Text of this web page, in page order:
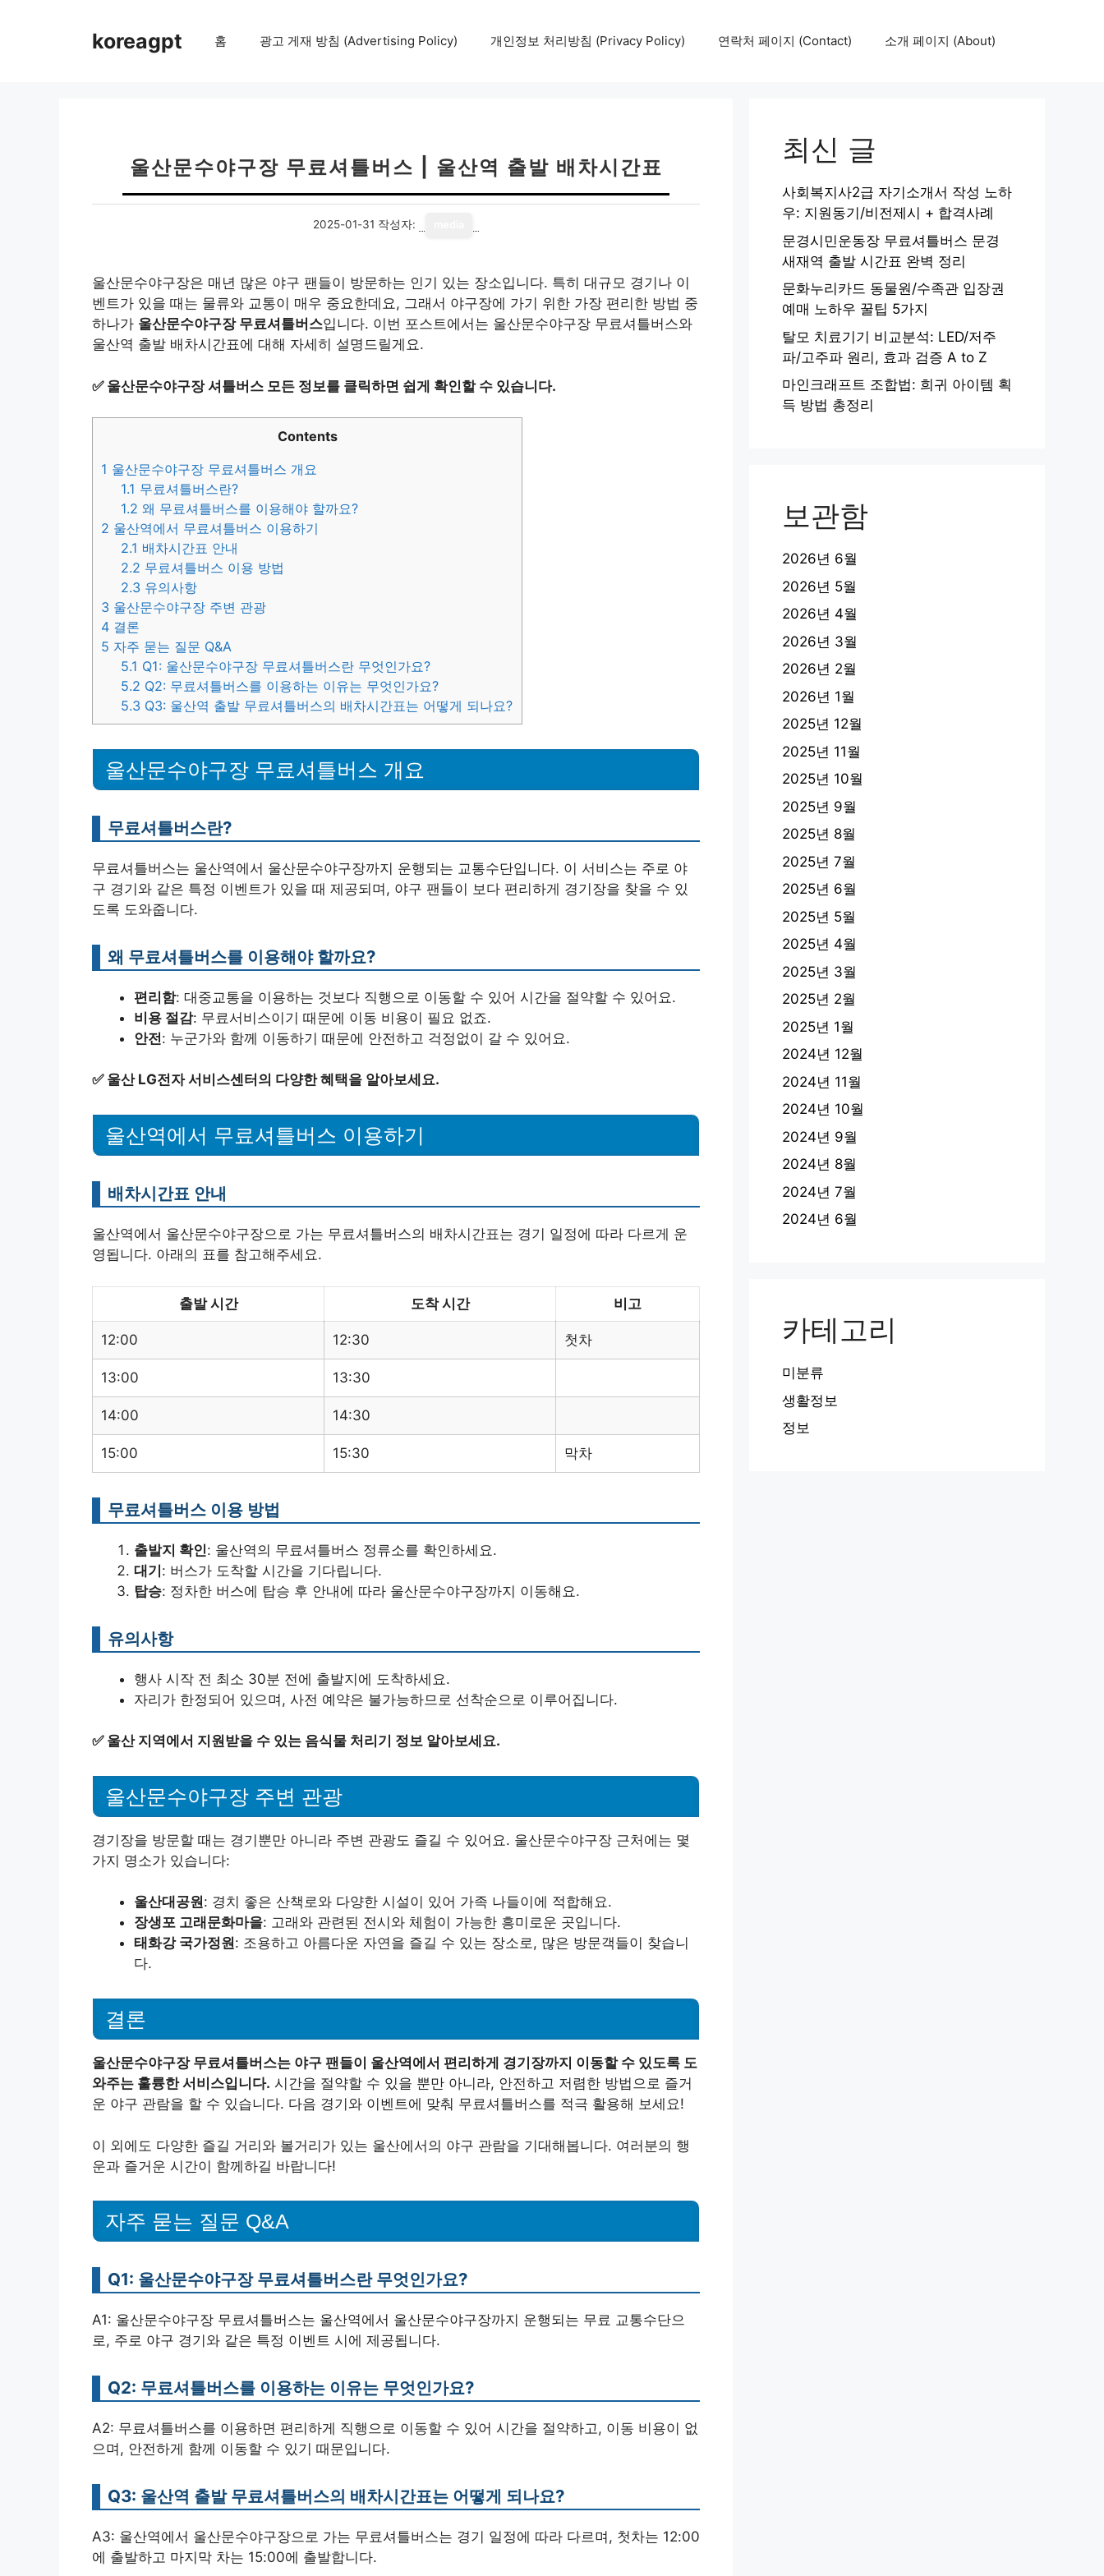
koreagpt 홈 광고 게재 방침 (Advertising Policy) 개인정보 처리방침 (Privacy Policy) 연락처 페이지 (Contact) 소개 페이지 (About)
울산문수야구장 무료셔틀버스 | 울산역 출발 배차시간표
2025-01-31 작성자:
울산문수야구장은 매년 많은 야구 팬들이 방문하는 인기 있는 장소입니다. 특히 대규모 경기나 이
벤트가 있을 때는 물류와 교통이 매우 중요한데요, 그래서 야구장에 가기 위한 가장 편리한 방법 중
하나가 울산문수야구장 무료셔틀버스입니다. 이번 포스트에서는 울산문수야구장 무료셔틀버스와
울산역 출발 배차시간표에 대해 자세히 설명드릴게요.
✅ 울산문수야구장 셔틀버스 모든 정보를 클릭하면 쉽게 확인할 수 있습니다.
Contents
1 울산문수야구장 무료셔틀버스 개요
1.1 무료셔틀버스란?
1.2 왜 무료셔틀버스를 이용해야 할까요?
2 울산역에서 무료셔틀버스 이용하기
2.1 배차시간표 안내
2.2 무료셔틀버스 이용 방법
2.3 유의사항
3 울산문수야구장 주변 관광
4 결론
5 자주 묻는 질문 Q&A
5.1 Q1: 울산문수야구장 무료셔틀버스란 무엇인가요?
5.2 Q2: 무료셔틀버스를 이용하는 이유는 무엇인가요?
5.3 Q3: 울산역 출발 무료셔틀버스의 배차시간표는 어떻게 되나요?
울산문수야구장 무료셔틀버스 개요
무료셔틀버스란?
무료셔틀버스는 울산역에서 울산문수야구장까지 운행되는 교통수단입니다. 이 서비스는 주로 야
구 경기와 같은 특정 이벤트가 있을 때 제공되며, 야구 팬들이 보다 편리하게 경기장을 찾을 수 있
도록 도와줍니다.
왜 무료셔틀버스를 이용해야 할까요?
편리함: 대중교통을 이용하는 것보다 직행으로 이동할 수 있어 시간을 절약할 수 있어요.
비용 절감: 무료서비스이기 때문에 이동 비용이 필요 없죠.
안전: 누군가와 함께 이동하기 때문에 안전하고 걱정없이 갈 수 있어요.
✅ 울산 LG전자 서비스센터의 다양한 혜택을 알아보세요.
울산역에서 무료셔틀버스 이용하기
배차시간표 안내
울산역에서 울산문수야구장으로 가는 무료셔틀버스의 배차시간표는 경기 일정에 따라 다르게 운
영됩니다. 아래의 표를 참고해주세요.
출발 시간 도착 시간 비고
12:00 12:30 첫차
13:00 13:30
14:00 14:30
15:00 15:30 막차
무료셔틀버스 이용 방법
출발지 확인: 울산역의 무료셔틀버스 정류소를 확인하세요.
대기: 버스가 도착할 시간을 기다립니다.
탑승: 정차한 버스에 탑승 후 안내에 따라 울산문수야구장까지 이동해요.
유의사항
행사 시작 전 최소 30분 전에 출발지에 도착하세요.
자리가 한정되어 있으며, 사전 예약은 불가능하므로 선착순으로 이루어집니다.
✅ 울산 지역에서 지원받을 수 있는 음식물 처리기 정보 알아보세요.
울산문수야구장 주변 관광
경기장을 방문할 때는 경기뿐만 아니라 주변 관광도 즐길 수 있어요. 울산문수야구장 근처에는 몇
가지 명소가 있습니다:
울산대공원: 경치 좋은 산책로와 다양한 시설이 있어 가족 나들이에 적합해요.
장생포 고래문화마을: 고래와 관련된 전시와 체험이 가능한 흥미로운 곳입니다.
태화강 국가정원: 조용하고 아름다운 자연을 즐길 수 있는 장소로, 많은 방문객들이 찾습니
다.
결론
울산문수야구장 무료셔틀버스는 야구 팬들이 울산역에서 편리하게 경기장까지 이동할 수 있도록 도
와주는 훌륭한 서비스입니다. 시간을 절약할 수 있을 뿐만 아니라, 안전하고 저렴한 방법으로 즐거
운 야구 관람을 할 수 있습니다. 다음 경기와 이벤트에 맞춰 무료셔틀버스를 적극 활용해 보세요!
이 외에도 다양한 즐길 거리와 볼거리가 있는 울산에서의 야구 관람을 기대해봅니다. 여러분의 행
운과 즐거운 시간이 함께하길 바랍니다!
자주 묻는 질문 Q&A
Q1: 울산문수야구장 무료셔틀버스란 무엇인가요?
A1: 울산문수야구장 무료셔틀버스는 울산역에서 울산문수야구장까지 운행되는 무료 교통수단으
로, 주로 야구 경기와 같은 특정 이벤트 시에 제공됩니다.
Q2: 무료셔틀버스를 이용하는 이유는 무엇인가요?
A2: 무료셔틀버스를 이용하면 편리하게 직행으로 이동할 수 있어 시간을 절약하고, 이동 비용이 없
으며, 안전하게 함께 이동할 수 있기 때문입니다.
Q3: 울산역 출발 무료셔틀버스의 배차시간표는 어떻게 되나요?
A3: 울산역에서 울산문수야구장으로 가는 무료셔틀버스는 경기 일정에 따라 다르며, 첫차는 12:00
에 출발하고 마지막 차는 15:00에 출발합니다.
최신 글
사회복지사2급 자기소개서 작성 노하
우: 지원동기/비전제시 + 합격사례
문경시민운동장 무료셔틀버스 문경
새재역 출발 시간표 완벽 정리
문화누리카드 동물원/수족관 입장권
예매 노하우 꿀팁 5가지
탈모 치료기기 비교분석: LED/저주
파/고주파 원리, 효과 검증 A to Z
마인크래프트 조합법: 희귀 아이템 획
득 방법 총정리
보관함
2026년 6월
2026년 5월
2026년 4월
2026년 3월
2026년 2월
2026년 1월
2025년 12월
2025년 11월
2025년 10월
2025년 9월
2025년 8월
2025년 7월
2025년 6월
2025년 5월
2025년 4월
2025년 3월
2025년 2월
2025년 1월
2024년 12월
2024년 11월
2024년 10월
2024년 9월
2024년 8월
2024년 7월
2024년 6월
카테고리
미분류
생활정보
정보